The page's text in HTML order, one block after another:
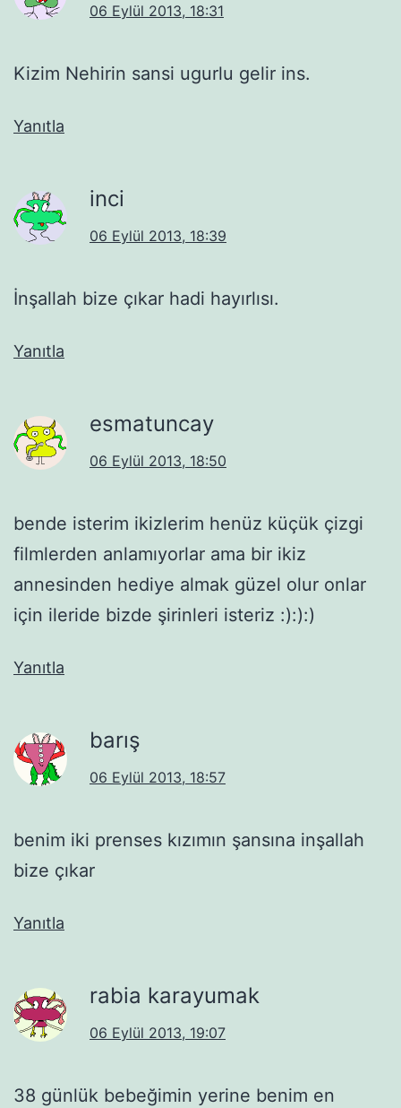
06 Eylül 2013, 18:31
Kizim Nehirin sansi ugurlu gelir ins.
Yanıtla
inci
06 Eylül 2013, 18:39
İnşallah bize çıkar hadi hayırlısı.
Yanıtla
esmatuncay
06 Eylül 2013, 18:50
bende isterim ikizlerim henüz küçük çizgi
filmlerden anlamıyorlar ama bir ikiz
annesinden hediye almak güzel olur onlar
için ileride bizde şirinleri isteriz :):):)
Yanıtla
barış
06 Eylül 2013, 18:57
benim iki prenses kızımın şansına inşallah
bize çıkar
Yanıtla
rabia karayumak
06 Eylül 2013, 19:07
38 günlük bebeğimin yerine benim en